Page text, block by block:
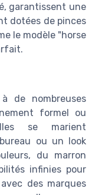
garantissent une
dotées de pinces
le modèle "horse
de nombreuses
formel ou
se marient
ou un look
du marron
infinies pour
des marques